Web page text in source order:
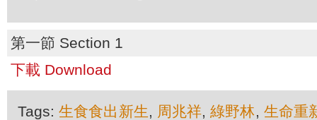
第一節 Section 1
下載 Download
Tags:生食食出新生, 周兆祥,綠野林, 生命重